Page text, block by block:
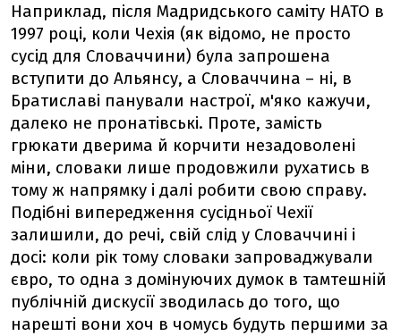
Наприклад, після Мадридського саміту НАТО в
1997 році, коли Чехія (як відомо, не просто
сусід для Словаччини) була запрошена
вступити до Альянсу, а Словаччина – ні, в
Братиславі панували настрої, м'яко кажучи,
далеко не пронатівські. Проте, замість
грюкати дверима й корчити незадоволені
міни, словаки лише продовжили рухатись в
тому ж напрямку і далі робити свою справу.
Подібні випередження сусідньої Чехії
залишили, до речі, свій слід у Словаччині і
досі: коли рік тому словаки запроваджували
євро, то одна з домінуючих думок в тамтешній
публічній дискусії зводилась до того, що
нарешті вони хоч в чомусь будуть першими за